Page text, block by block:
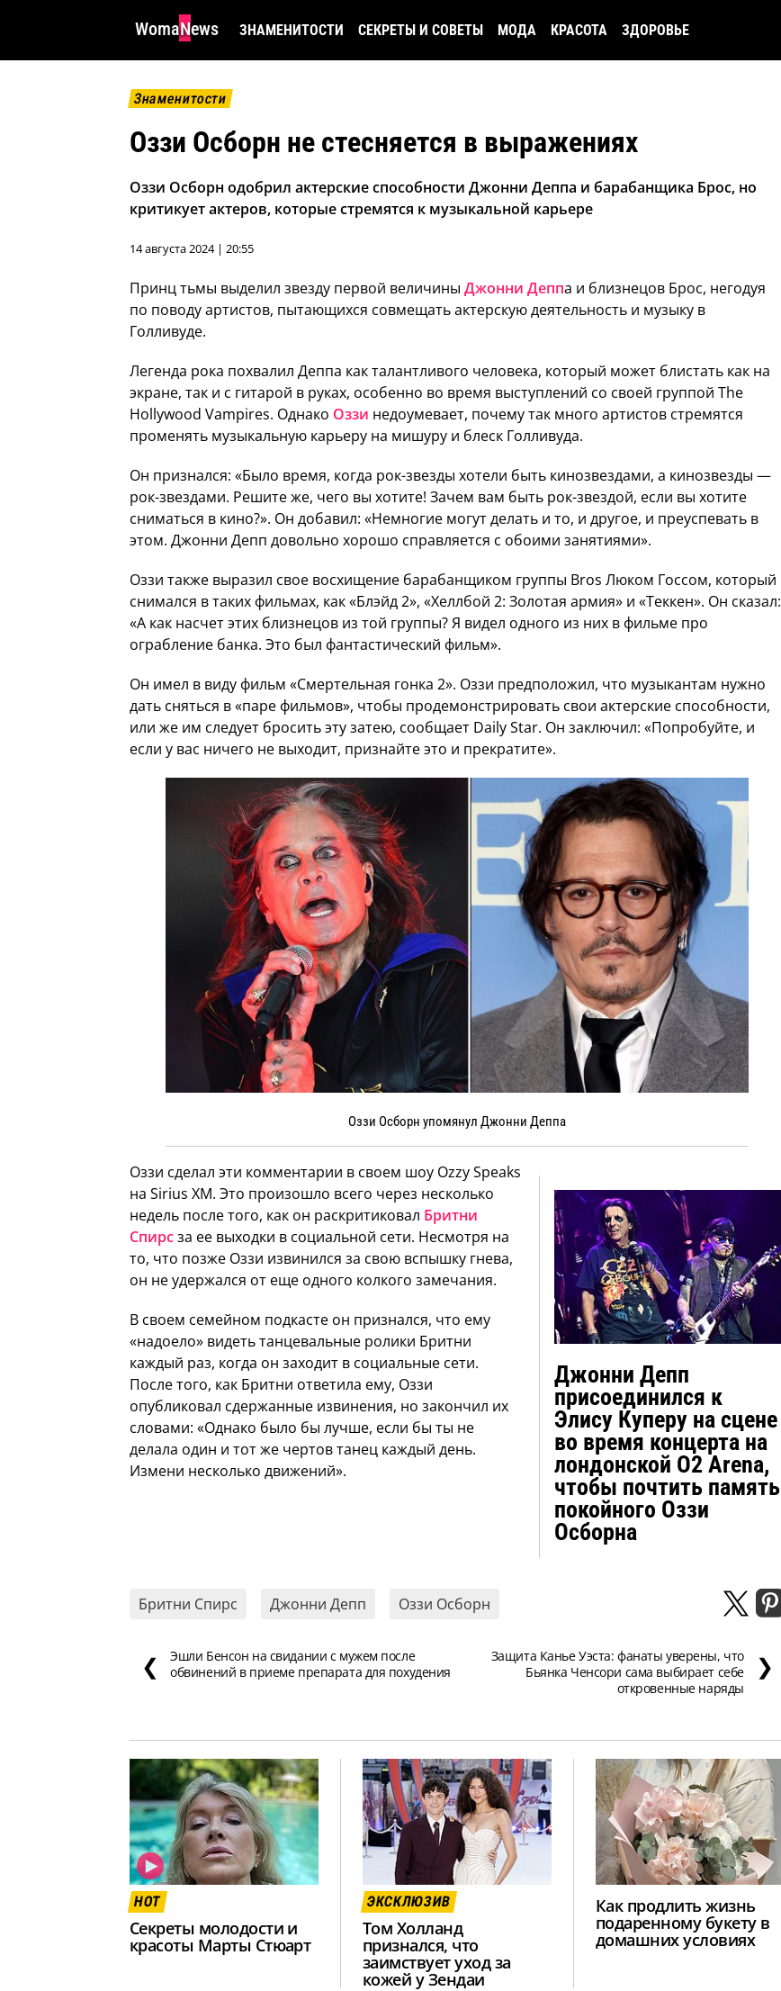
WomaNews ЗНАМЕНИТОСТИ СЕКРЕТЫ И СОВЕТЫ МОДА КРАСОТА ЗДОРОВЬЕ
Знаменитости
Оззи Осборн не стесняется в выражениях
Оззи Осборн одобрил актерские способности Джонни Деппа и барабанщика Брос, но
критикует актеров, которые стремятся к музыкальной карьере
14 августа 2024 | 20:55
Принц тьмы выделил звезду первой величины Джонни Деппа и близнецов Брос, негодуя
по поводу артистов, пытающихся совмещать актерскую деятельность и музыку в
Голливуде.
Легенда рока похвалил Деппа как талантливого человека, который может блистать как на
экране, так и с гитарой в руках, особенно во время выступлений со своей группой The
Hollywood Vampires. Однако Оззи недоумевает, почему так много артистов стремятся
променять музыкальную карьеру на мишуру и блеск Голливуда.
Он признался: «Было время, когда рок-звезды хотели быть кинозвездами, а кинозвезды —
рок-звездами. Решите же, чего вы хотите! Зачем вам быть рок-звездой, если вы хотите
сниматься в кино?». Он добавил: «Немногие могут делать и то, и другое, и преуспевать в
этом. Джонни Депп довольно хорошо справляется с обоими занятиями».
Оззи также выразил свое восхищение барабанщиком группы Bros Люком Госсом, который
снимался в таких фильмах, как «Блэйд 2», «Хеллбой 2: Золотая армия» и «Теккен». Он сказал:
«А как насчет этих близнецов из той группы? Я видел одного из них в фильме про
ограбление банка. Это был фантастический фильм».
Он имел в виду фильм «Смертельная гонка 2». Оззи предположил, что музыкантам нужно
дать сняться в «паре фильмов», чтобы продемонстрировать свои актерские способности,
или же им следует бросить эту затею, сообщает Daily Star. Он заключил: «Попробуйте, и
если у вас ничего не выходит, признайте это и прекратите».
Оззи Осборн упомянул Джонни Деппа
Джонни Депп
присоединился к
Элису Куперу на сцене
во время концерта на
лондонской O2 Arena,
чтобы почтить память
покойного Оззи
Осборна
Оззи сделал эти комментарии в своем шоу Ozzy Speaks
на Sirius XM. Это произошло всего через несколько
недель после того, как он раскритиковал Бритни
Спирсза ее выходки в социальной сети. Несмотря на
то, что позже Оззи извинился за свою вспышку гнева,
он не удержался от еще одного колкого замечания.
В своем семейном подкасте он признался, что ему
«надоело» видеть танцевальные ролики Бритни
каждый раз, когда он заходит в социальные сети.
После того, как Бритни ответила ему, Оззи
опубликовал сдержанные извинения, но закончил их
словами: «Однако было бы лучше, если бы ты не
делала один и тот же чертов танец каждый день.
Измени несколько движений».
Бритни Спирс Джонни Депп Оззи Осборн
❮
Эшли Бенсон на свидании с мужем после
обвинений в приеме препарата для похудения
Защита Канье Уэста: фанаты уверены, что
Бьянка Ченсори сама выбирает себе
откровенные наряды
❯
HOT
Секреты молодости и
красоты Марты Стюарт
ЭКСКЛЮЗИВ
Том Холланд
признался, что
заимствует уход за
кожей у Зендаи
Как продлить жизнь
подаренному букету в
домашних условиях